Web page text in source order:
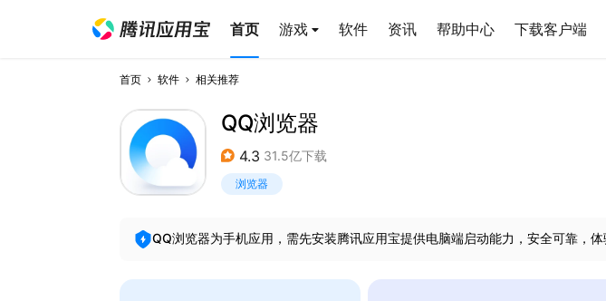
首页 游戏 软件 资讯 帮助中心 下载客户端
首页 软件 相关推荐
QQ浏览器
4.3 31.5亿下载
浏览器
QQ浏览器为手机应用，需先安装腾讯应用宝提供电脑端启动能力，安全可靠，